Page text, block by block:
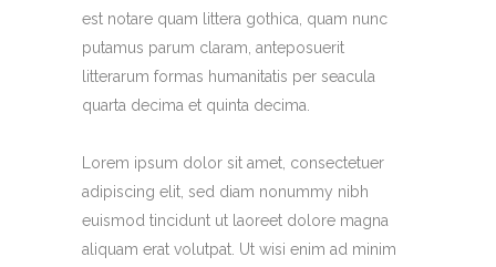
est notare quam littera gothica, quam nunc
putamus parum claram, anteposuerit
litterarum formas humanitatis per seacula
quarta decima et quinta decima.
Lorem ipsum dolor sit amet, consectetuer
adipiscing elit, sed diam nonummy nibh
euismod tincidunt ut laoreet dolore magna
aliquam erat volutpat. Ut wisi enim ad minim